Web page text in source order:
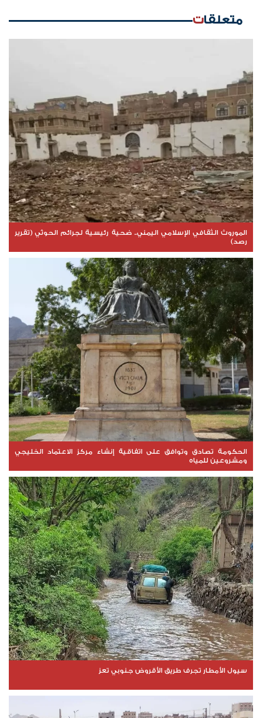
متعلقات
الموروث الثقافي الإسلامي اليمني.. ضحية رئيسية لجرائم الحوثي (تقرير
رصد)
الحكومة تصادق وتوافق على اتفاقية إنشاء مركز الاعتماد الخليجي
ومشروعين للمياه
سيول الأمطار تجرف طريق الأقروض جنوبي تعز